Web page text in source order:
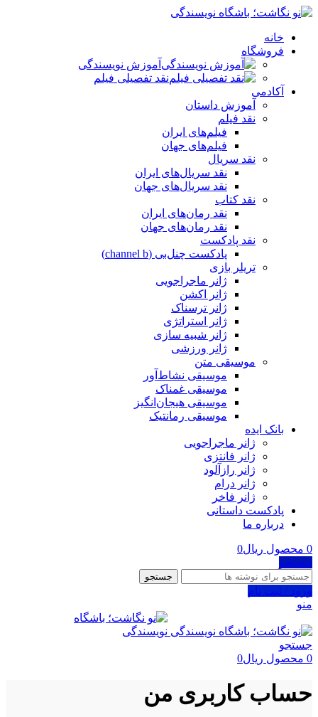
خانه
فروشگاه
آموزش نویسندگی
نقد تفصیلی فیلم
آکادمی
آموزش داستان
نقد فیلم
فیلم‌های ایران
فیلم‌های جهان
نقد سریال
نقد سریال‌های ایران
نقد سریال‌های جهان
نقد کتاب
نقد رمان‌های ایران
نقد رمان‌های جهان
نقد پادکست
پادکست چنل‌بی (channel b)
تریلر بازی
ژانر ماجراجویی
ژانر اکشن
ژانر ترسناک
ژانر استراتژی
ژانر شبیه سازی
ژانر ورزشی
موسیقی متن
موسیقی نشاط‌آور
موسیقی غمناک
موسیقی هیجان‌انگیز
موسیقی رمانتیک
بانک ایده
ژانر ماجراجویی
ژانر فانتزی
ژانر رازآلود
ژانر درام
ژانر فاخر
پادکست‌‌ داستانی
درباره ما
0 محصول ریال0
جستجو
جستجو
ورود / ثبت نام
منو
جستجو
0 محصول ریال0
حساب کاربری من